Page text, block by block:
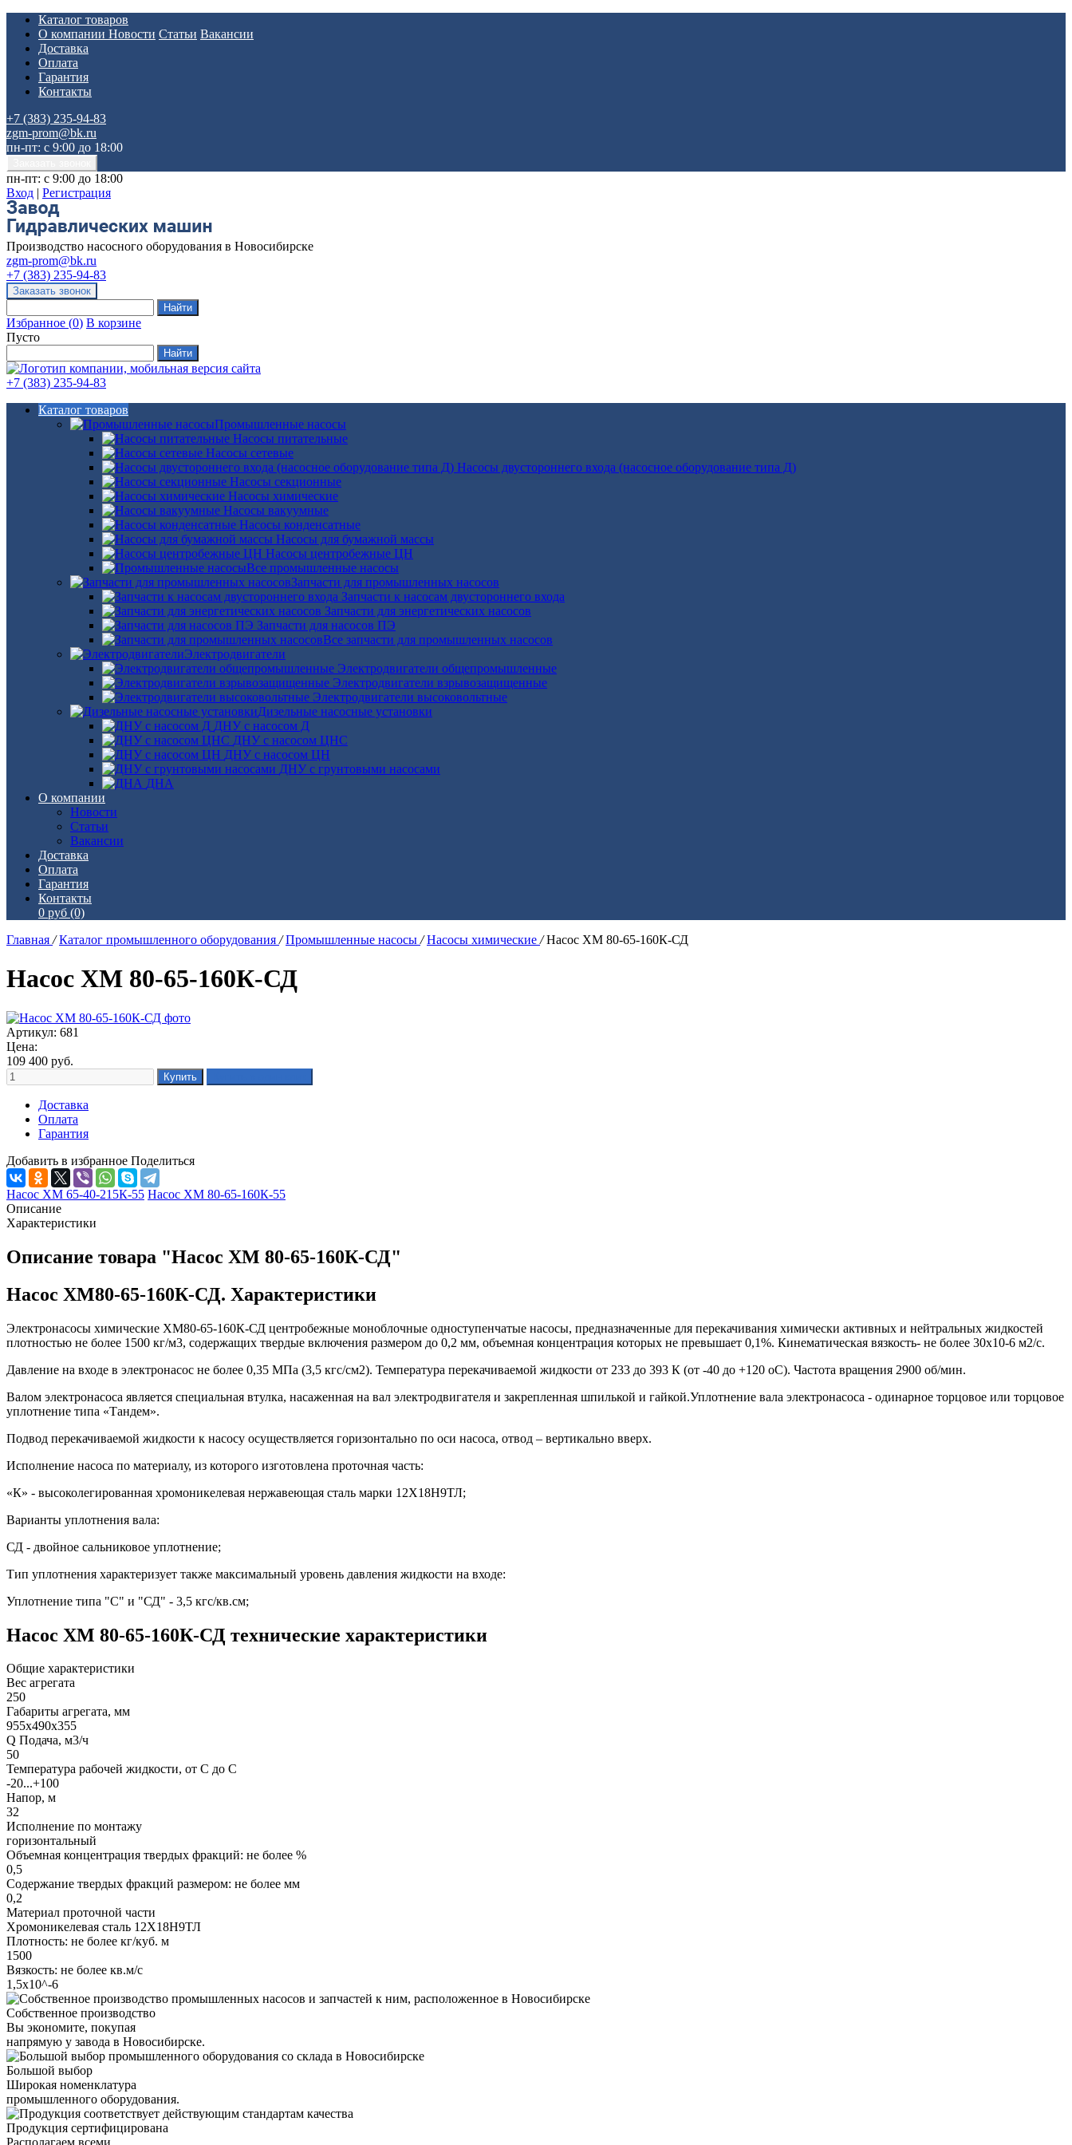
Каталог товаров
О компании Новости Статьи Вакансии
Доставка
Оплата
Гарантия
Контакты
+7 (383) 235-94-83
zgm-prom@bk.ru
пн-пт: с 9:00 до 18:00
пн-пт: с 9:00 до 18:00
Вход | Регистрация
Производство насосного оборудования в Новосибирске
zgm-prom@bk.ru
+7 (383) 235-94-83
Избранное (0) В корзине
Пусто
+7 (383) 235-94-83
Каталог товаров
Промышленные насосы
Насосы питательные
Насосы сетевые
Насосы двустороннего входа (насосное оборудование типа Д)
Насосы секционные
Насосы химические
Насосы вакуумные
Насосы конденсатные
Насосы для бумажной массы
Насосы центробежные ЦН
Все промышленные насосы
Запчасти для промышленных насосов
Запчасти к насосам двустороннего входа
Запчасти для энергетических насосов
Запчасти для насосов ПЭ
Все запчасти для промышленных насосов
Электродвигатели
Электродвигатели общепромышленные
Электродвигатели взрывозащищенные
Электродвигатели высоковольтные
Дизельные насосные установки
ДНУ с насосом Д
ДНУ с насосом ЦНС
ДНУ с насосом ЦН
ДНУ с грунтовыми насосами
ДНА
О компании
Новости
Статьи
Вакансии
Доставка
Оплата
Гарантия
Контакты
0 руб (0)
Главная / Каталог промышленного оборудования / Промышленные насосы / Насосы химические / Насос ХМ 80-65-160К-СД
Насос ХМ 80-65-160К-СД
Артикул: 681
Цена:
109 400 руб.
Доставка
Оплата
Гарантия
Добавить в избранное Поделиться
Насос ХМ 65-40-215К-55 Насос ХМ 80-65-160К-55
Описание
Характеристики
Описание товара "Насос ХМ 80-65-160К-СД"
Насос ХМ80-65-160К-СД. Характеристики
Электронасосы химические ХМ80-65-160К-СД центробежные моноблочные одноступенчатые насосы, предназначенные для перекачивания химически активных и нейтральных жидкостей
плотностью не более 1500 кг/м3, содержащих твердые включения размером до 0,2 мм, объемная концентрация которых не превышает 0,1%. Кинематическая вязкость- не более 30х10-6 м2/с.
Давление на входе в электронасос не более 0,35 МПа (3,5 кгс/см2). Температура перекачиваемой жидкости от 233 до 393 К (от -40 до +120 оС). Частота вращения 2900 об/мин.
Валом электронасоса является специальная втулка, насаженная на вал электродвигателя и закрепленная шпилькой и гайкой.Уплотнение вала электронасоса - одинарное торцовое или торцовое
уплотнение типа «Тандем».
Подвод перекачиваемой жидкости к насосу осуществляется горизонтально по оси насоса, отвод – вертикально вверх.
Исполнение насоса по материалу, из которого изготовлена проточная часть:
«К» - высоколегированная хромоникелевая нержавеющая сталь марки 12Х18Н9ТЛ;
Варианты уплотнения вала:
СД - двойное сальниковое уплотнение;
Тип уплотнения характеризует также максимальный уровень давления жидкости на входе:
Уплотнение типа "С" и "СД" - 3,5 кгс/кв.см;
Насос ХМ 80-65-160К-СД технические характеристики
Общие характеристики
Вес агрегата
250
Габариты агрегата, мм
955х490х355
Q Подача, м3/ч
50
Температура рабочей жидкости, от С до С
-20...+100
Напор, м
32
Исполнение по монтажу
горизонтальный
Объемная концентрация твердых фракций: не более %
0,5
Содержание твердых фракций размером: не более мм
0,2
Материал проточной части
Хромоникелевая сталь 12Х18Н9ТЛ
Плотность: не более кг/куб. м
1500
Вязкость: не более кв.м/с
1,5х10^-6
Собственное производство
Вы экономите, покупая
напрямую у завода в Новосибирске.
Большой выбор
Широкая номенклатура
промышленного оборудования.
Продукция сертифицирована